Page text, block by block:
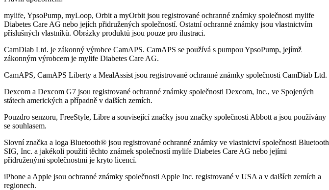
mylife, YpsoPump, myLoop, Orbit a myOrbit jsou registrované ochranné známky společnosti mylife
Diabetes Care AG nebo jejích přidružených společností. Ostatní ochranné známky jsou vlastnictvím
příslušných vlastníků. Obrázky produktů jsou pouze pro ilustraci.
CamDiab Ltd. je zákonný výrobce CamAPS. CamAPS se používá s pumpou YpsoPump, jejímž
zákonným výrobcem je mylife Diabetes Care AG.
CamAPS, CamAPS Liberty a MealAssist jsou registrované ochranné známky společnosti CamDiab Ltd.
Dexcom a Dexcom G7 jsou registrované ochranné známky společnosti Dexcom, Inc., ve Spojených
státech amerických a případně v dalších zemích.
Pouzdro senzoru, FreeStyle, Libre a související značky jsou značky společnosti Abbott a jsou používány
se souhlasem.
Slovní značka a loga Bluetooth® jsou registrované ochranné známky ve vlastnictví společnosti Bluetooth
SIG, Inc. a jakékoli použití těchto známek společností mylife Diabetes Care AG nebo jejími
přidruženými společnostmi je kryto licencí.
iPhone a Apple jsou ochranné známky společnosti Apple Inc. registrované v USA a v dalších zemích a
regionech.